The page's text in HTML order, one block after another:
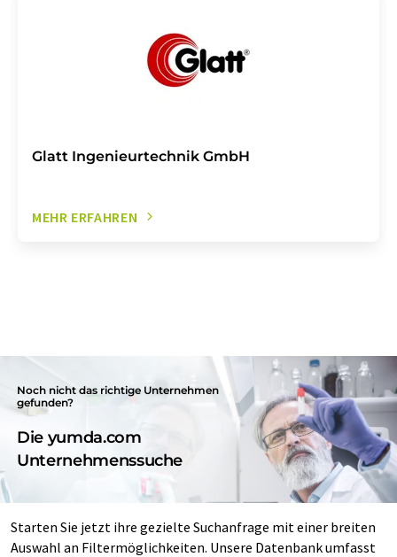
Glatt Ingenieurtechnik GmbH
MEHR ERFAHREN
Noch nicht das richtige Unternehmen
gefunden?
Die yumda.com
Unternehmenssuche
Starten Sie jetzt ihre gezielte Suchanfrage mit einer breiten
Auswahl an Filtermöglichkeiten. Unsere Datenbank umfasst